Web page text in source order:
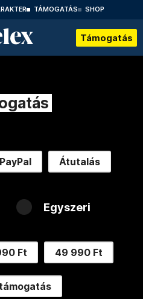
TÁMOGATÁS SHOP
Támogatás
PayPal Átutalás
Egyszeri
Ft 49 990 Ft